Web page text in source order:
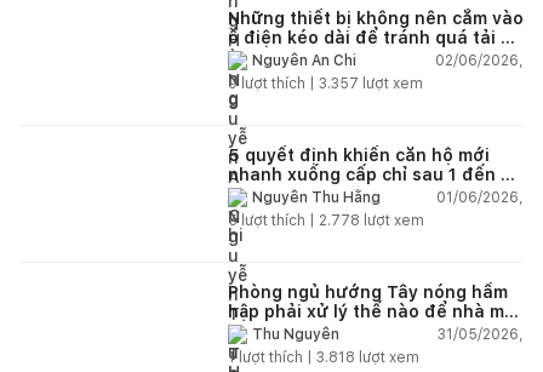
Những thiết bị không nên cắm vào
ổ điện kéo dài để tránh quá tải và
chập cháy trong nhà
Nguyễn An Chi
02/06/2026,
9lượt thích | 3.357 lượt xem
5 quyết định khiến căn hộ mới
nhanh xuống cấp chỉ sau 1 đến 2
nămNguyễn Thu Hằng
01/06/2026,
5lượt thích | 2.778 lượt xem
Phòng ngủ hướng Tây nóng hầm
hập phải xử lý thế nào để nhà mát
hơn?Thu Nguyễn
31/05/2026,
1lượt thích | 3.818 lượt xem